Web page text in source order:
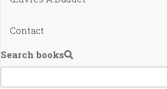
Contact
Search books